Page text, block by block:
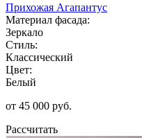
Прихожая Агапантус
Материал фасада:
Зеркало
Стиль:
Классический
Цвет:
Белый
от 45 000 руб.
Рассчитать